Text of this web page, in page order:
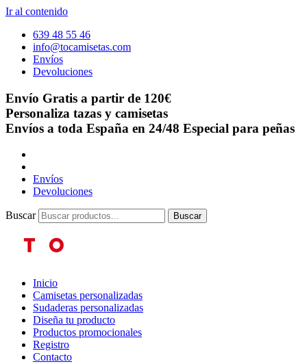
Ir al contenido
639 48 55 46
info@tocamisetas.com
Envíos
Devoluciones
Envío Gratis a partir de 120€
Personaliza tazas y camisetas
Envíos a toda España en 24/48 Especial para peñas
Envíos
Devoluciones
Buscar Buscar
Inicio
Camisetas personalizadas
Sudaderas personalizadas
Diseña tu producto
Productos promocionales
Registro
Contacto